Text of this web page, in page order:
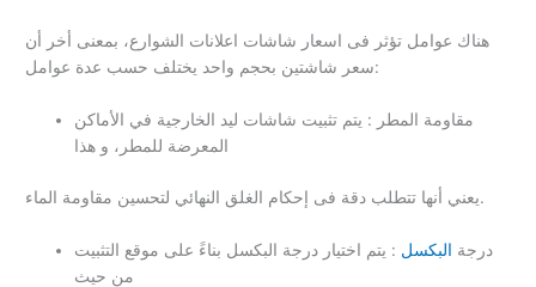
هناك عوامل تؤثر فى اسعار شاشات اعلانات الشوارع، بمعنى أخر أن
سعر شاشتين بحجم واحد يختلف حسب عدة عوامل:
مقاومة المطر : يتم تثبيت شاشات ليد الخارجية في الأماكن
المعرضة للمطر، و هذا
يعني أنها تتطلب دقة فى إحكام الغلق النهائي لتحسين مقاومة الماء.
درجة البكسل : يتم اختيار درجة البكسل بناءََ على موقع التثبيت
من حيث